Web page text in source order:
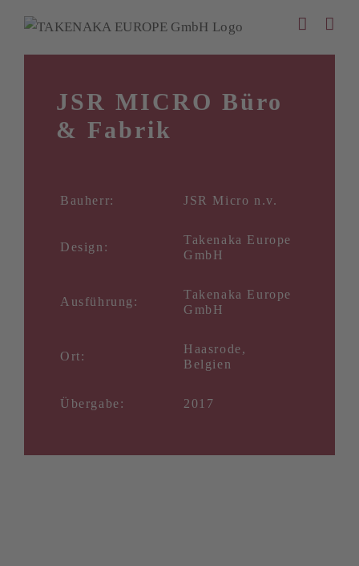
Inhalt
springen
JSR MICRO Büro
& Fabrik
Bauherr: JSR Micro n.v.
Design:
Takenaka Europe
GmbH
Ausführung:
Takenaka Europe
GmbH
Ort:
Haasrode,
Belgien
Übergabe: 2017